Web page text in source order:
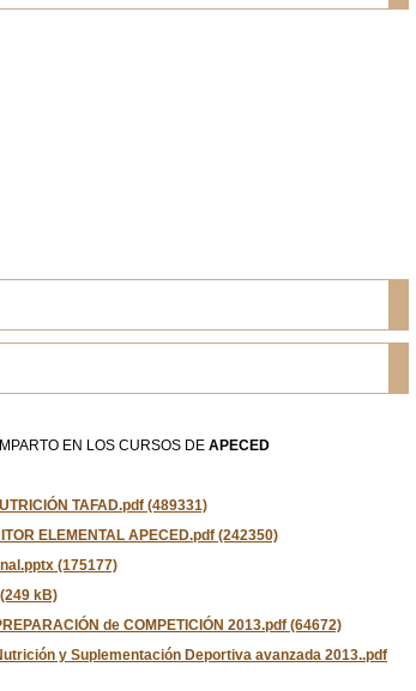
EN LOS CURSOS DE APECED
TAFAD.pdf (489331)
ELEMENTAL APECED.pdf (242350)
(175177)
kB)
de COMPETICIÓN 2013.pdf (64672)
y Suplementación Deportiva avanzada 2013..pdf